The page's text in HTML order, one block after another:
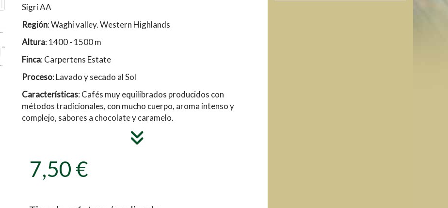
Sigri AA
Región: Waghi valley. Western Highlands
Altura: 1400 - 1500 m
Finca: Carpertens Estate
Proceso: Lavado y secado al Sol
Características: Cafés muy equilibrados producidos con
métodos tradicionales, con mucho cuerpo, aroma intenso y
complejo, sabores a chocolate y caramelo.
7,50 €